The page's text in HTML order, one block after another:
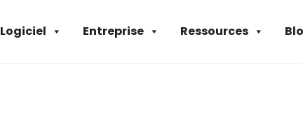
Ressources
Entreprise
Logiciel